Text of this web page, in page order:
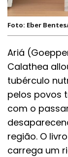
Foto: Eber
Ariá
Calathea
tubérculo
pelos povos
com o
região. O
carrega um